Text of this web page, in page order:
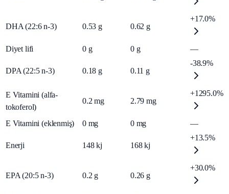
DHA (22:6 n-3) 0.53 g 0.62 g
+17.0%
Diyet lifi 0 g 0 g —
DPA (22:5 n-3) 0.18 g 0.11 g
-38.9%
E Vitamini (alfa-
tokoferol)
0.2 mg 2.79 mg
+1295.0%
E Vitamini (eklenmiş) 0 mg 0 mg —
Enerji 148 kj 168 kj
+13.5%
EPA (20:5 n-3) 0.2 g 0.26 g
+30.0%